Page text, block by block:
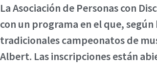
La Asociación de Personas con
con un programa en el que,
tradicionales campeonatos de
Albert. Las inscripciones están